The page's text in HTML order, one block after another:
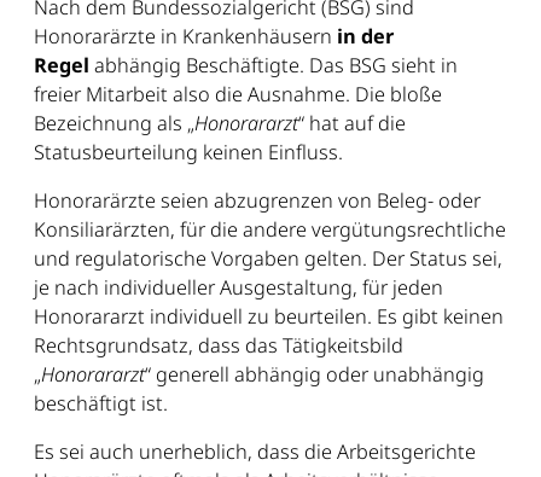
Nach dem Bundessozialgericht (BSG) sind
Honorarärzte in Krankenhäusern in der
Regel abhängig Beschäftigte. Das BSG sieht in
freier Mitarbeit also die Ausnahme. Die bloße
Bezeichnung als „Honorararzt“ hat auf die
Statusbeurteilung keinen Einfluss.
Honorarärzte seien abzugrenzen von Beleg- oder
Konsiliarärzten, für die andere vergütungsrechtliche
und regulatorische Vorgaben gelten. Der Status sei,
je nach individueller Ausgestaltung, für jeden
Honorararzt individuell zu beurteilen. Es gibt keinen
Rechtsgrundsatz, dass das Tätigkeitsbild
„Honorararzt“ generell abhängig oder unabhängig
beschäftigt ist.
Es sei auch unerheblich, dass die Arbeitsgerichte